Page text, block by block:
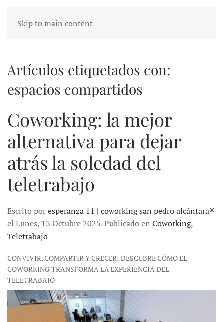
Skip to main content
Artículos etiquetados con:
espacios compartidos
Coworking: la mejor
alternativa para dejar
atrás la soledad del
teletrabajo
Escrito poresperanza 11 | coworking san pedro alcántara®
el Lunes, 13 Octubre 2025. Publicado en Coworking,
Teletrabajo
CONVIVIR, COMPARTIR Y CRECER: DESCUBRE CÓMO EL
COWORKING TRANSFORMA LA EXPERIENCIA DEL
TELETRABAJO